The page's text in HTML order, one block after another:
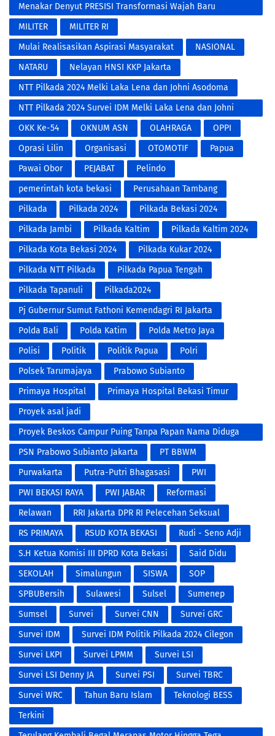
​Menakar Denyut PRESISI Transformasi Wajah Baru
Kepolisian di Era Digital
MILITER
MILITER RI
Mulai Realisasikan Aspirasi Masyarakat
NASIONAL
NATARU
Nelayan HNSI KKP Jakarta
NTT Pilkada 2024 Melki Laka Lena dan Johni Asodoma
NTT Pilkada 2024 Survei IDM Melki Laka Lena dan Johni
Asodoma
OKK Ke-54 OKNUM ASN OLAHRAGA
OPPI
Oprasi Lilin
Organisasi OTOMOTIF
Papua
Pawai Obor
PEJABAT
Pelindo
pemerintah kota bekasi
Perusahaan Tambang
Pilkada
Pilkada 2024
Pilkada Bekasi 2024
Pilkada Jambi
Pilkada Kaltim
Pilkada Kaltim 2024
Pilkada Kota Bekasi 2024
Pilkada Kukar 2024
Pilkada NTT Pilkada
Pilkada Papua Tengah
Pilkada Tapanuli
Pilkada2024
Pj Gubernur Sumut Fathoni Kemendagri RI Jakarta
Polda Bali
Polda Katim
Polda Metro Jaya
Polisi
Politik Politik Papua
Polri
Polsek Tarumajaya
Prabowo Subianto
Primaya Hospital
Primaya Hospital Bekasi Timur
Proyek asal jadi
Proyek Beskos Campur Puing Tanpa Papan Nama Diduga
Proyek Siluman Tidak Transparan
PSN Prabowo Subianto Jakarta
PT BBWM
Purwakarta
Putra-Putri Bhagasasi
PWI
PWI BEKASI RAYA
PWI JABAR
Reformasi
Relawan
RRI Jakarta DPR RI Pelecehan Seksual
RS PRIMAYA
RSUD KOTA BEKASI
Rudi - Seno Adji
S.H Ketua Komisi III DPRD Kota Bekasi
Said Didu
SEKOLAH
Simalungun SISWA
SOP
‎SPBUBersih
Sulawesi Sulsel
Sumenep
Sumsel
Survei Survei CNN
Survei GRC
Survei IDM
Survei IDM Politik Pilkada 2024 Cilegon
Survei LKPI
Survei LPMM
Survei LSI
Survei LSI Denny JA
Survei PSI
Survei TBRC
Survei WRC
Tahun Baru Islam
Teknologi BESS
Terkini